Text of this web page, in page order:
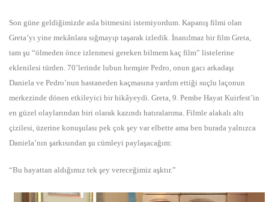
Son güne geldiğimizde asla bitmesini istemiyordum. Kapanış filmi olan
Greta’yı yine mekânlara sığmayıp taşarak izledik. İnanılmaz bir film Greta,
tam şu “ölmeden önce izlenmesi gereken bilmem kaç film” listelerine
eklenilesi türden. 70’lerinde lubun hemşire Pedro, onun gacı arkadaşı
Daniela ve Pedro’nun hastaneden kaçmasına yardım ettiği suçlu laçonun
merkezinde dönen etkileyici bir hikâyeydi. Greta, 9. Pembe Hayat Kuirfest’in
en güzel olaylarından biri olarak kazındı hatıralarıma. Filmle alakalı altı
çizilesi, üzerine konuşulası pek çok şey var elbette ama ben burada yalnızca
Daniela’nın şarkısından şu cümleyi paylaşacağım:
“Bu hayattan aldığımız tek şey vereceğimiz aşktır.”